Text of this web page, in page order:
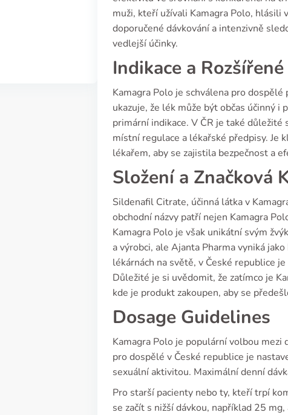
muži, kteří užívali Kamagra Polo, hlásili
doporučené dávkování a intenzivně
vedlejší účinky.
Indikace a
Kamagra Polo je schválena pro
ukazuje, že lék může být občas účinný
primární indikace. V ČR je také
místní regulace a lékařské předpisy. Je
lékařem, aby se zajistila bezpečnost a
Složení a Značková
Sildenafil Citrate, účinná látka v
obchodní názvy patří nejen Kamagra
Kamagra Polo je však unikátní svým
a výrobci, ale Ajanta Pharma vyniká
lékárnách na světě, v České republice
Důležité je si uvědomit, že zatímco je
kde je produkt zakoupen, aby se
Dosage Guidelines
Kamagra Polo je populární volbou
pro dospělé v České republice je
sexuální aktivitou. Maximální denní
Pro starší pacienty nebo ty, kteří trpí
se začít s nižší dávkou, například 25